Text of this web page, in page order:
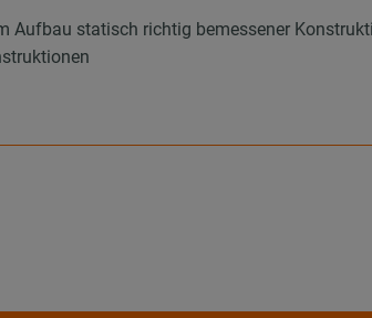
Aufbau statisch richtig bemessener